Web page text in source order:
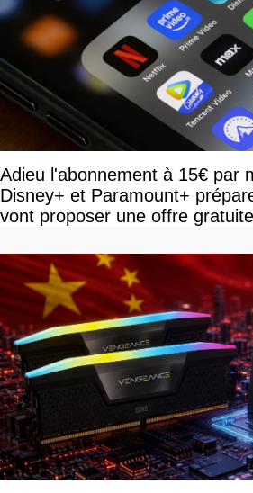
Adieu l'abonnement à 15€ par
Disney+ et Paramount+
vont proposer une offre gratuite